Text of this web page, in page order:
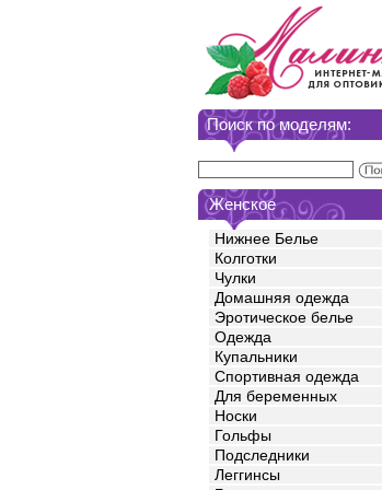
Поиск по моделям:
Женское
Нижнее Белье
Колготки
Чулки
Домашняя одежда
Эротическое белье
Одежда
Купальники
Спортивная одежда
Для беременных
Носки
Гольфы
Подследники
Леггинсы